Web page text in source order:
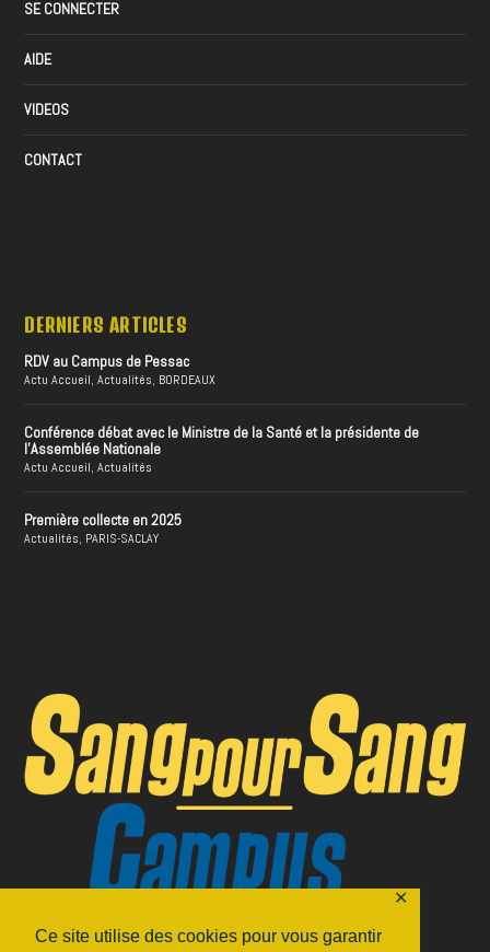
Ce site utilise des cookies pour vous garantir
✕
SE CONNECTER
AIDE
VIDEOS
CONTACT
DERNIERS ARTICLES
RDV au Campus de Pessac
Actu Accueil,Actualités, BORDEAUX
Conférence débat avec le Ministre de la Santé et la présidente de
l’Assemblée Nationale
Actu Accueil,Actualités
Première collecte en 2025
Actualités, PARIS-SACLAY